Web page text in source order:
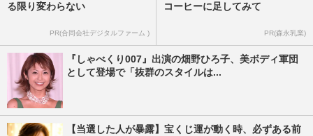
る限り変わらない
PR(合同会社デジタルファーム )
コーヒーに足してみて
PR(森永乳業)
『しゃべくり007』出演の畑野ひろ子、美ボディ軍団
として登場で「抜群のスタイルは...
【当選した人が暴露】宝くじ運が動く時、必ずある前